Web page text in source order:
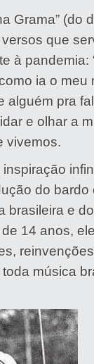
Grama” (do
que
à pandemia:
ia o meu
pra
e olhar a
vivemos.
do bardo
brasileira e
14 anos,
música